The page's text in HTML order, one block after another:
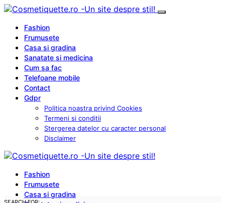
Fashion
Frumusete
Casa si gradina
Sanatate si medicina
Cum sa fac
Telefoane mobile
Contact
Gdpr
Politica noastra privind Cookies
Termeni si conditii
Stergerea datelor cu caracter personal
Disclaimer
Fashion
Frumusete
Casa si gradina